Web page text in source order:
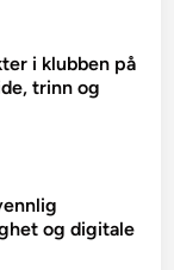
i klubben på
trinn og
og digitale